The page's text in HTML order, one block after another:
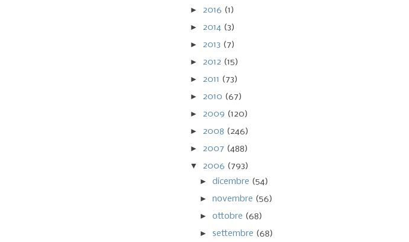
► 2016 (1)
► 2014 (3)
► 2013 (7)
► 2012 (15)
► 2011 (73)
► 2010 (67)
► 2009 (120)
► 2008 (246)
► 2007 (488)
▼ 2006 (793)
►dicembre (54)
►novembre (56)
►ottobre (68)
► settembre (68)